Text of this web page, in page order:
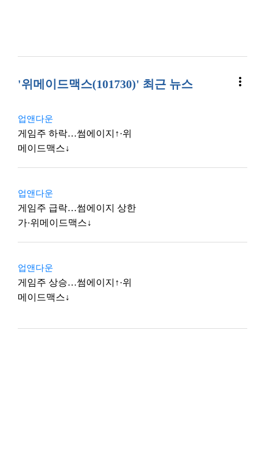
'위메이드맥스(101730)' 최근 뉴스 more_vert
업앤다운
게임주 하락…썸에이지↑·위
메이드맥스↓
업앤다운
게임주 급락…썸에이지 상한
가·위메이드맥스↓
업앤다운
게임주 상승…썸에이지↑·위
메이드맥스↓